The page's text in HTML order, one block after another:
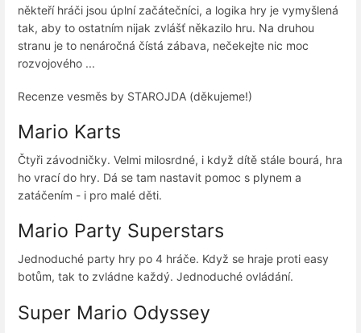
někteří hráči jsou úplní začátečníci, a logika hry je vymyšlená
tak, aby to ostatním nijak zvlášť někazilo hru. Na druhou
stranu je to nenáročná čístá zábava, nečekejte nic moc
rozvojového ...
Recenze vesměs by STAROJDA (děkujeme!)
Mario Karts
Čtyři závodničky. Velmi milosrdné, i když dítě stále bourá, hra
ho vrací do hry. Dá se tam nastavit pomoc s plynem a
zatáčením - i pro malé děti.
Mario Party Superstars
Jednoduché party hry po 4 hráče. Když se hraje proti easy
botům, tak to zvládne každý. Jednoduché ovládání.
Super Mario Odyssey